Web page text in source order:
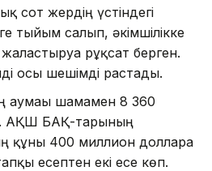
сот жердің үстіндегі
тыйым салып, әкімшілікке
рұқсат берген.
осы шешімді растады.
аумағы шамамен 8 360
АҚШ БАҚ-тарының
құны 400 миллион долларға
есептен екі есе көп.